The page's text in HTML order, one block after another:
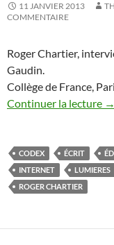
11 JANVIER 2013
COMMENTAIRE
Roger Chartier,
Gaudin.
Collège de France,
Continuer la lecture →
CODEX ÉCRIT
INTERNET
LUMIERES
ROGER CHARTIER